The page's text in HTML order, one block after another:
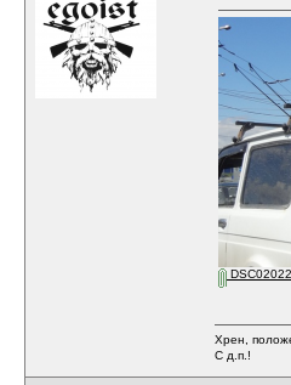
Хрен,
С д.п.!